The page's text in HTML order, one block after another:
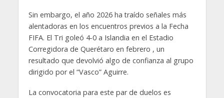
Sin embargo, el año 2026 ha traído señales más
alentadoras en los encuentros previos a la Fecha
FIFA. El Tri goleó 4-0 a Islandia en el Estadio
Corregidora de Querétaro en febrero , un
resultado que devolvió algo de confianza al grupo
dirigido por el “Vasco” Aguirre.
La convocatoria para este par de duelos es